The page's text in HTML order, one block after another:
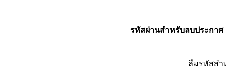
รหัสผ่านสำหรับลบประกาศ
ลืมรหัสส